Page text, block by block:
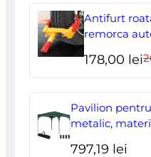
Antifurt
remorca
178,00 lei
Pavilion
metalic,
797,19 lei